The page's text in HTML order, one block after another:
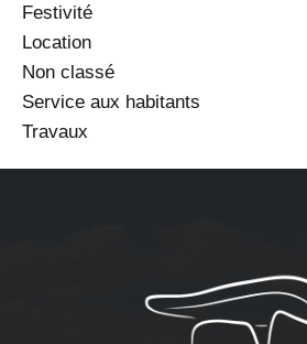
Festivité
Location
Non classé
Service aux habitants
Travaux